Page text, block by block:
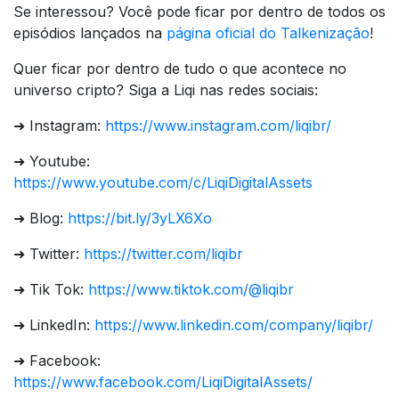
Se interessou? Você pode ficar por dentro de todos os
episódios lançados na página oficial do Talkenização!
Quer ficar por dentro de tudo o que acontece no
universo cripto? Siga a Liqi nas redes sociais:
➜ Instagram: https://www.instagram.com/liqibr/
➜ Youtube:
https://www.youtube.com/c/LiqiDigitalAssets
➜ Blog: https://bit.ly/3yLX6Xo
➜ Twitter: https://twitter.com/liqibr
➜ Tik Tok: https://www.tiktok.com/@liqibr
➜ LinkedIn: https://www.linkedin.com/company/liqibr/
➜ Facebook:
https://www.facebook.com/LiqiDigitalAssets/